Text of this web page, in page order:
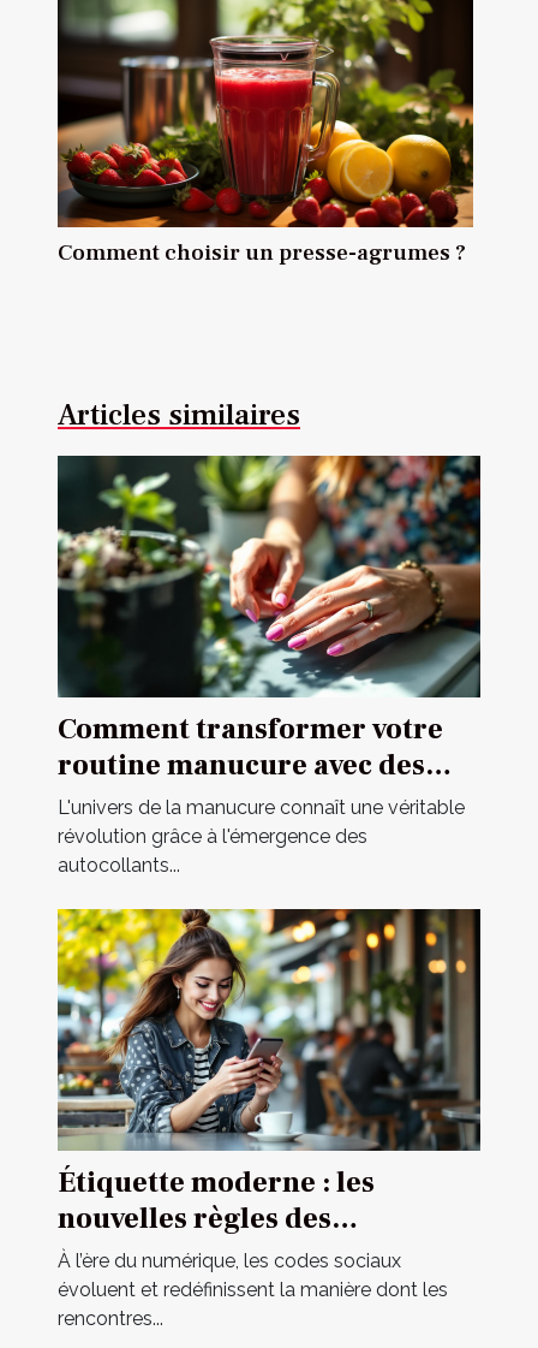
Comment choisir un presse-agrumes ?
Articles similaires
Comment transformer votre
routine manucure avec des
autocollants ?
L'univers de la manucure connaît une véritable
révolution grâce à l'émergence des
autocollants...
Étiquette moderne : les
nouvelles règles des
rencontres occasionnelles
À l’ère du numérique, les codes sociaux
évoluent et redéfinissent la manière dont les
rencontres...